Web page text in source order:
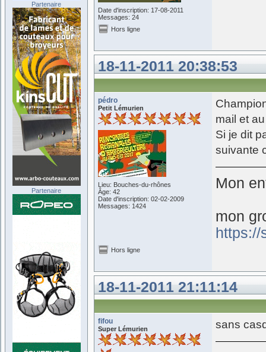
Date d'inscription: 17-08-2011
Messages: 24
Hors ligne
18-11-2011 20:38:53
pédro
Petit Lémurien
Lieu: Bouches-du-rhônes
Âge: 42
Date d'inscription: 02-02-2009
Messages: 1424
mail et
Si je dit
suivante
Mon
mon
Hors ligne
18-11-2011 21:11:14
fifou
Super Lémurien sans
Partenaire
Partenaire